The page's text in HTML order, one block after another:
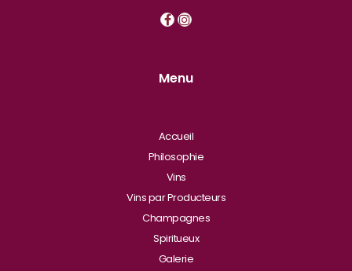
Menu
Accueil
Philosophie
Vins
Vins par Producteurs
Champagnes
Spiritueux
Galerie